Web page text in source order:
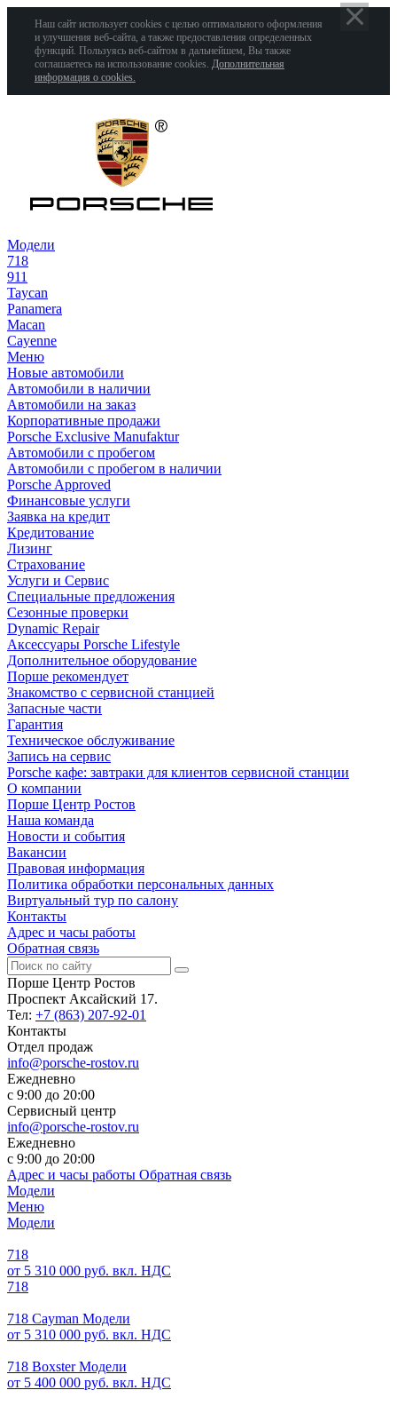
Наш сайт использует cookies с целью оптимального оформления
и улучшения веб-сайта, а также предоставления определенных
функций. Пользуясь веб-сайтом в дальнейшем, Вы также
соглашаетесь на использование cookies. Дополнительная
информация о cookies.
Модели
718
911
Taycan
Panamera
Macan
Cayenne
Меню
Новые автомобили
Автомобили в наличии
Автомобили на заказ
Корпоративные продажи
Porsche Exclusive Manufaktur
Автомобили с пробегом
Автомобили с пробегом в наличии
Porsche Approved
Финансовые услуги
Заявка на кредит
Кредитование
Лизинг
Страхование
Услуги и Сервис
Специальные предложения
Сезонные проверки
Dynamic Repair
Аксессуары Porsche Lifestyle
Дополнительное оборудование
Порше рекомендует
Знакомство с сервисной станцией
Запасные части
Гарантия
Техническое обслуживание
Запись на сервис
Porsche кафе: завтраки для клиентов сервисной станции
О компании
Порше Центр Ростов
Наша команда
Новости и события
Вакансии
Правовая информация
Политика обработки персональных данных
Виртуальный тур по салону
Контакты
Адрес и часы работы
Обратная связь
Порше Центр Ростов
Проспект Аксайский 17.
Тел: +7 (863) 207-92-01
Контакты
Отдел продаж
info@porsche-rostov.ru
Ежедневно
с 9:00 до 20:00
Сервисный центр
info@porsche-rostov.ru
Ежедневно
с 9:00 до 20:00
Адрес и часы работы Обратная связь
Модели
Меню
Модели
718
от 5 310 000 руб. вкл. НДС
718
718 Cayman Модели
от 5 310 000 руб. вкл. НДС
718 Boxster Модели
от 5 400 000 руб. вкл. НДС